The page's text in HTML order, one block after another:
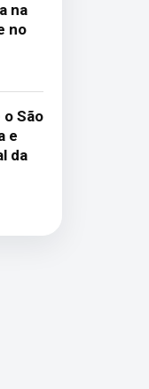
na
no
São
e
da